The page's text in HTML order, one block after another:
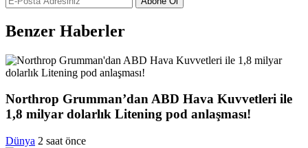
Benzer Haberler
Northrop Grumman’dan ABD Hava Kuvvetleri ile
1,8 milyar dolarlık Litening pod anlaşması!
Dünya 2 saat önce